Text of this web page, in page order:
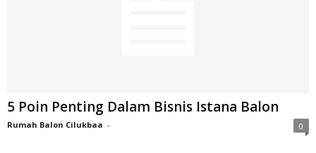
5 Poin Penting Dalam Bisnis Istana Balon
Rumah Balon Cilukbaa - 0